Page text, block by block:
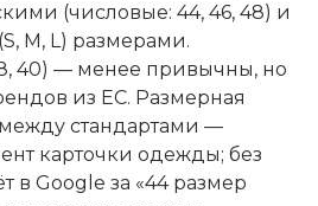
(числовые: 44, 46, 48) и
M, L) размерами.
40) — менее привычны, но
из ЕС. Размерная
стандартами —
карточки одежды; без
в Google за «44 размер